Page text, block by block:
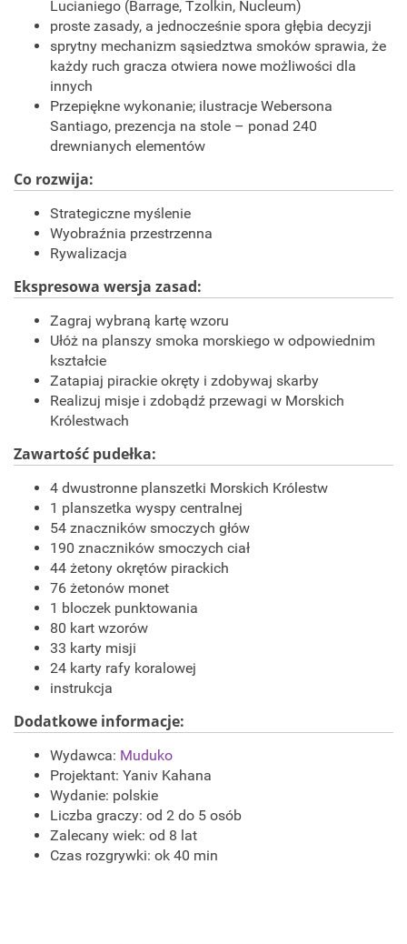
Lucianiego (Barrage, Tzolkin, Nucleum)
proste zasady, a jednocześnie spora głębia decyzji
sprytny mechanizm sąsiedztwa smoków sprawia, że
każdy ruch gracza otwiera nowe możliwości dla
innych
Przepiękne wykonanie; ilustracje Webersona
Santiago, prezencja na stole – ponad 240
drewnianych elementów
Co rozwija:
Strategiczne myślenie
Wyobraźnia przestrzenna
Rywalizacja
Ekspresowa wersja zasad:
Zagraj wybraną kartę wzoru
Ułóż na planszy smoka morskiego w odpowiednim
kształcie
Zatapiaj pirackie okręty i zdobywaj skarby
Realizuj misje i zdobądź przewagi w Morskich
Królestwach
Zawartość pudełka:
4 dwustronne planszetki Morskich Królestw
1 planszetka wyspy centralnej
54 znaczników smoczych głów
190 znaczników smoczych ciał
44 żetony okrętów pirackich
76 żetonów monet
1 bloczek punktowania
80 kart wzorów
33 karty misji
24 karty rafy koralowej
instrukcja
Dodatkowe informacje:
Wydawca: Muduko
Projektant: Yaniv Kahana
Wydanie: polskie
Liczba graczy: od 2 do 5 osób
Zalecany wiek: od 8 lat
Czas rozgrywki: ok 40 min